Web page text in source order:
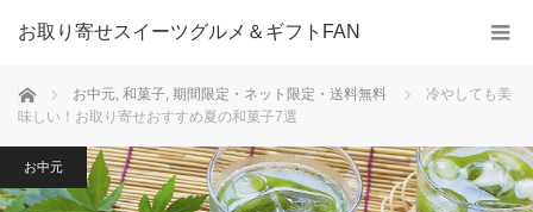
お取り寄せスイーツグルメ＆ギフトFAN
ホーム お中元, 和菓子, 期間限定・ネット限定・送料無料
冷やしても美
味しい！お取り寄せおすすめ夏の和菓子7選
お中元